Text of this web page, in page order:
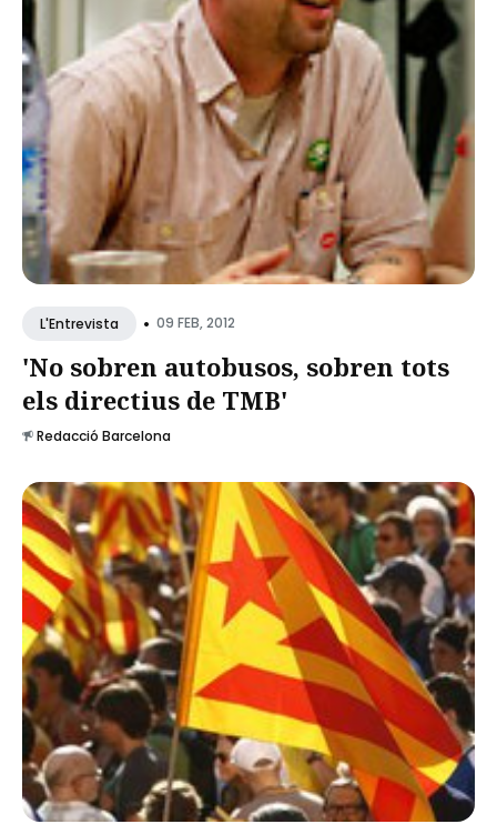
L'Entrevista • 09 FEB, 2012
'No sobren autobusos, sobren tots
els directius de TMB'
Redacció Barcelona